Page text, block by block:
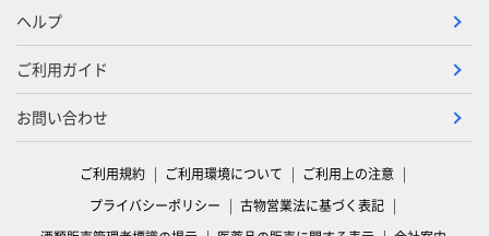
ヘルプ
ご利用ガイド
お問い合わせ
ご利用規約 ご利用環境について
ご利用上の注意
プライバシーポリシー
古物営業法に基づく表記